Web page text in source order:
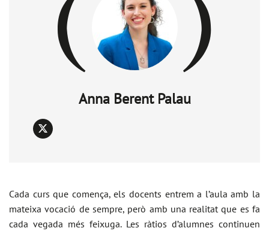
Anna Berent Palau
X
Cada curs que comença, els docents entrem a l’aula amb la
mateixa vocació de sempre, però amb una realitat que es fa
cada vegada més feixuga. Les ràtios d’alumnes continuen